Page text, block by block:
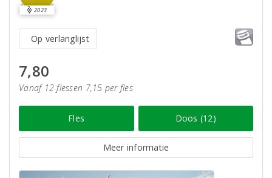
2023
Op verlanglijst
7,80
Vanaf 12 flessen 7,15 per fles
Fles Doos (12)
Meer informatie